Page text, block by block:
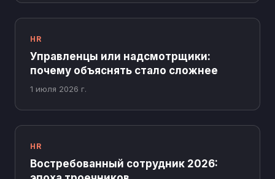
HR
Управленцы или надсмотрщики:
почему объяснять стало сложнее
1 июля 2026 г.
HR
Востребованный сотрудник 2026: